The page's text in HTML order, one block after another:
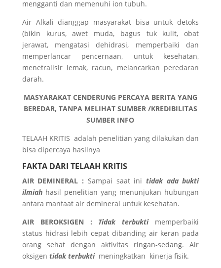
mengganti dan memenuhi ion tubuh.
Air Alkali dianggap masyarakat bisa untuk detoks
(bikin kurus, awet muda, bagus tuk kulit, obat
jerawat, mengatasi dehidrasi, memperbaiki dan
memperlancar pencernaan, untuk kesehatan,
menetralisir lemak, racun, melancarkan peredaran
darah.
MASYARAKAT CENDERUNG PERCAYA BERITA YANG
BEREDAR, TANPA MELIHAT SUMBER /KREDIBILITAS
SUMBER INFO
TELAAH KRITIS adalah penelitian yang dilakukan dan
bisa dipercaya hasilnya
FAKTA DARI TELAAH KRITIS
AIR DEMINERAL : Sampai saat ini tidak ada bukti
ilmiahhasil penelitian yang menunjukan hubungan
antara manfaat air demineral untuk kesehatan.
AIR BEROKSIGEN : Tidak terbukti
memperbaiki
status hidrasi lebih cepat dibanding air keran pada
orang sehat dengan aktivitas ringan-sedang. Air
oksigen tidak terbukti meningkatkan kinerja fisik.